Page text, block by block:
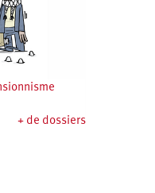
+ de dossiers